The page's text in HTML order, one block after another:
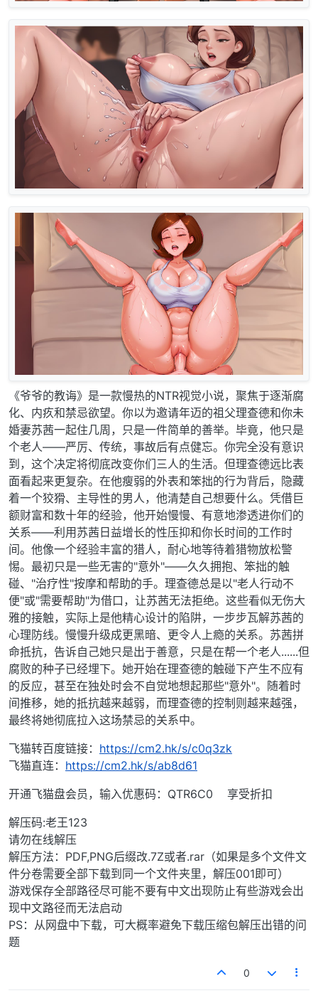
《爷爷的教诲》是一款慢热的NTR视觉小说，聚焦于逐渐腐
化、内疚和禁忌欲望。你以为邀请年迈的祖父理查德和你未
婚妻苏茜一起住几周，只是一件简单的善举。毕竟，他只是
个老人——严厉、传统，事故后有点健忘。你完全没有意识
到，这个决定将彻底改变你们三人的生活。但理查德远比表
面看起来更复杂。在他瘦弱的外表和笨拙的行为背后，隐藏
着一个狡猾、主导性的男人，他清楚自己想要什么。凭借巨
额财富和数十年的经验，他开始慢慢、有意地渗透进你们的
关系——利用苏茜日益增长的性压抑和你长时间的工作时
间。他像一个经验丰富的猎人，耐心地等待着猎物放松警
惕。最初只是一些无害的"意外"——久久拥抱、笨拙的触
碰、"治疗性"按摩和帮助的手。理查德总是以"老人行动不
便"或"需要帮助"为借口，让苏茜无法拒绝。这些看似无伤大
雅的接触，实际上是他精心设计的陷阱，一步步瓦解苏茜的
心理防线。慢慢升级成更黑暗、更令人上瘾的关系。苏茜拼
命抵抗，告诉自己她只是出于善意，只是在帮一个老人......但
腐败的种子已经埋下。她开始在理查德的触碰下产生不应有
的反应，甚至在独处时会不自觉地想起那些"意外"。随着时
间推移，她的抵抗越来越弱，而理查德的控制则越来越强，
最终将她彻底拉入这场禁忌的关系中。
飞猫转百度链接： https://cm2.hk/s/c0q3zk
飞猫直连： https://cm2.hk/s/ab8d61
开通飞猫盘会员，输入优惠码：QTR6C0 享受折扣
解压码:老王123
请勿在线解压
解压方法：PDF,PNG后缀改.7Z或者.rar（如果是多个文件文
件分卷需要全部下载到同一个文件夹里，解压001即可）
游戏保存全部路径尽可能不要有中文出现防止有些游戏会出
现中文路径而无法启动
PS：从网盘中下载，可大概率避免下载压缩包解压出错的问
题
0